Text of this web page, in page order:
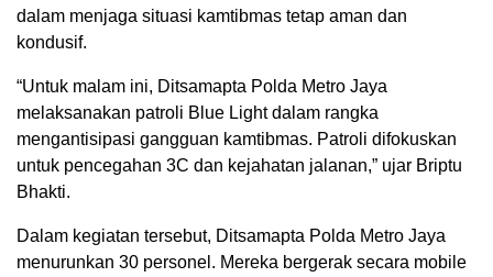
dalam menjaga situasi kamtibmas tetap aman dan
kondusif.
“Untuk malam ini, Ditsamapta Polda Metro Jaya
melaksanakan patroli Blue Light dalam rangka
mengantisipasi gangguan kamtibmas. Patroli difokuskan
untuk pencegahan 3C dan kejahatan jalanan,” ujar Briptu
Bhakti.
Dalam kegiatan tersebut, Ditsamapta Polda Metro Jaya
menurunkan 30 personel. Mereka bergerak secara mobile